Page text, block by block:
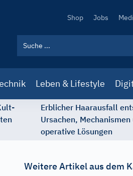
Secondary
Shop Jobs
Leben & Lifestyle
Erblicher Haarausfall
Ursachen,
operative Lösungen
Weitere Artikel aus dem